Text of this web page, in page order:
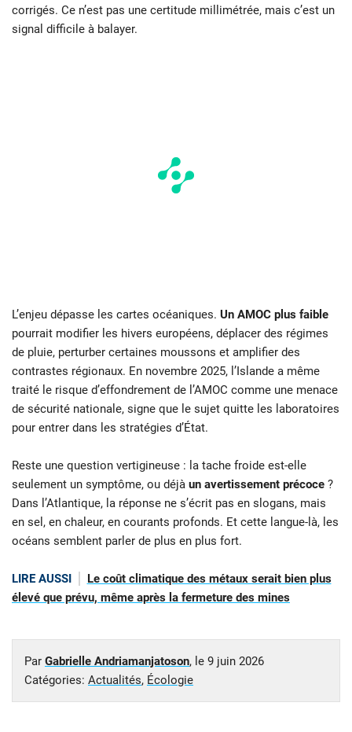
corrigés. Ce n’est pas une certitude millimétrée, mais c’est un
signal difficile à balayer.
L’enjeu dépasse les cartes océaniques. Un AMOC plus faible
pourrait modifier les hivers européens, déplacer des régimes
de pluie, perturber certaines moussons et amplifier des
contrastes régionaux. En novembre 2025, l’Islande a même
traité le risque d’effondrement de l’AMOC comme une menace
de sécurité nationale, signe que le sujet quitte les laboratoires
pour entrer dans les stratégies d’État.
Reste une question vertigineuse : la tache froide est-elle
seulement un symptôme, ou déjà un avertissement précoce ?
Dans l’Atlantique, la réponse ne s’écrit pas en slogans, mais
en sel, en chaleur, en courants profonds. Et cette langue-là, les
océans semblent parler de plus en plus fort.
LIRE AUSSI
Le coût climatique des métaux serait bien plus
élevé que prévu, même après la fermeture des mines
Par Gabrielle Andriamanjatoson, le 9 juin 2026
Catégories: Actualités, Écologie